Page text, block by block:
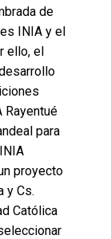
de
INIA y el
ello, el
Rayentué
para
proyecto
y Cs.
Católica